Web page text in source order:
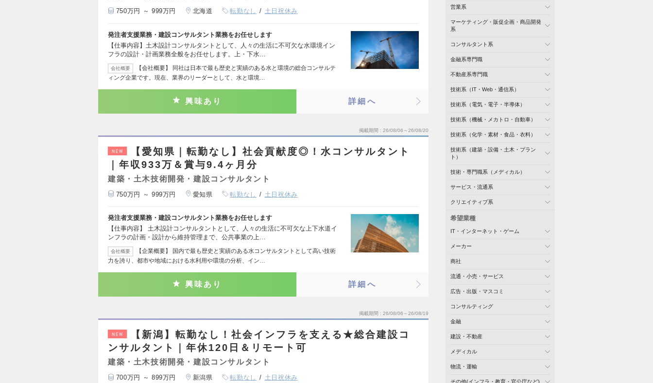
750万円 ～ 999万円 北海道 転勤なし 土日祝休み
発注者支援業務・建設コンサルタント業務をお任せします
【仕事内容】土木設計コンサルタントとして、人々の生活に不可欠な水環境イン
フラの設計・計画業務全般をお任せします。上・下水…
会社概要
【会社概要】 同社は日本で最も歴史と実績のある水と環境の総合コンサルテ
ィング企業です。現在、業界のリーダーとして、水と環境…
興味あり 詳細へ
掲載期間 26/08/06～26/08/20
NEW
【愛知県｜転勤なし】社会貢献度◎！水コンサルタント
｜年収933万＆賞与9.4ヶ月分
建築・土木技術開発・建設コンサルタント
750万円 ～ 999万円 愛知県 転勤なし 土日祝休み
発注者支援業務・建設コンサルタント業務をお任せします
【仕事内容】 土木設計コンサルタントとして、人々の生活に不可欠な上下水道イ
ンフラの計画・設計から維持管理まで、公共事業の上…
会社概要
【企業概要】 国内で最も歴史と実績のある水コンサルタントとして高い技術
力を誇り、都市や地域における水利用や環境の分析、イン…
興味あり 詳細へ
掲載期間 26/08/06～26/08/19
NEW
【新潟】転勤なし！社会インフラを支える★総合建設コ
ンサルタント｜年休120日＆リモート可
建築・土木技術開発・建設コンサルタント
700万円 ～ 899万円 新潟県 転勤なし 土日祝休み
営業系
マーケティング・販促企画・商品開発
系
コンサルタント系
金融系専門職
不動産系専門職
技術系（IT・Web・通信系）
技術系（電気・電子・半導体）
技術系（機械・メカトロ・自動車）
技術系（化学・素材・食品・衣料）
技術系（建築・設備・土木・プラン
ト）
技術・専門職系（メディカル）
サービス・流通系
クリエイティブ系
希望業種
IT・インターネット・ゲーム
メーカー
商社
流通・小売・サービス
広告・出版・マスコミ
コンサルティング
金融
建設・不動産
メディカル
物流・運輸
その他(インフラ・教育・官公庁など)